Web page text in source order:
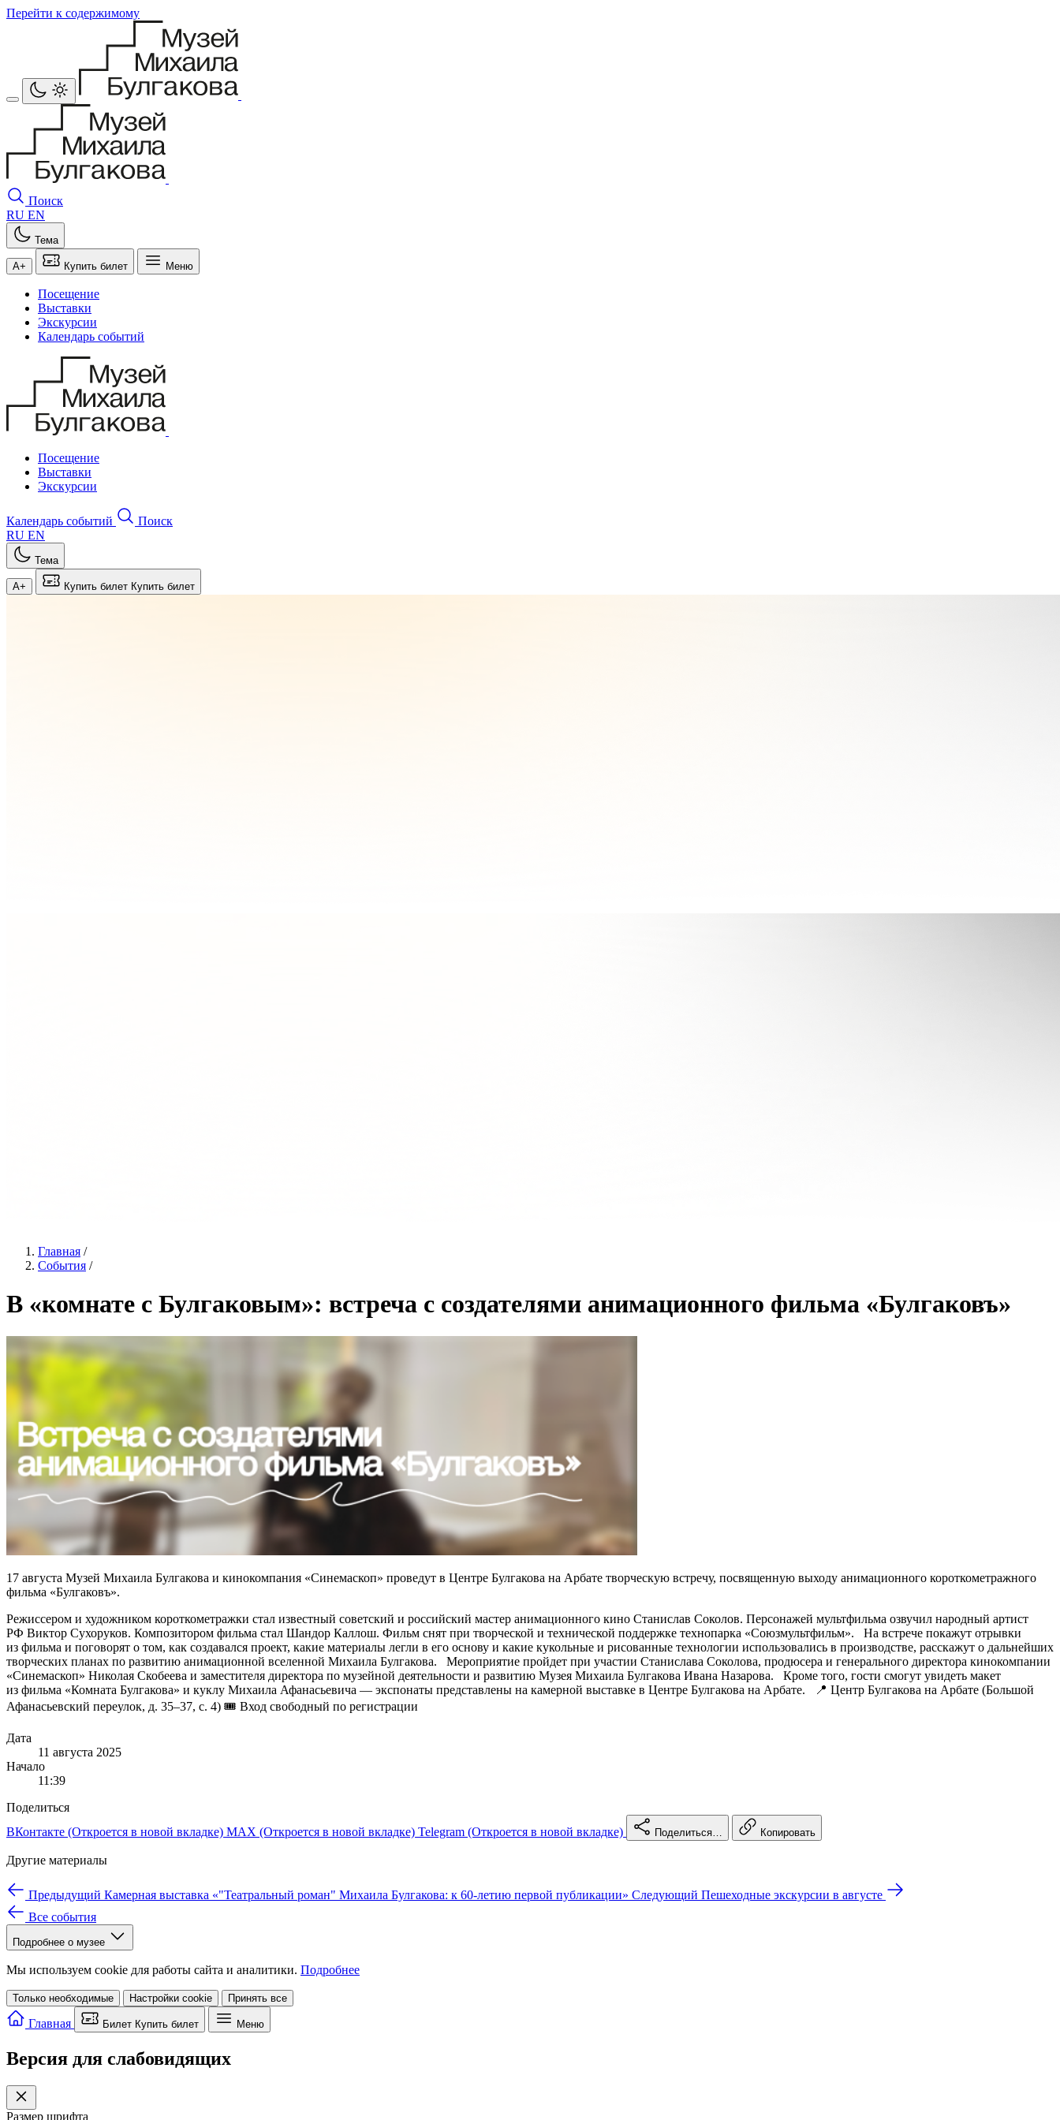
Перейти к содержимому
Поиск
RU EN
Тема
A+ Купить билет Меню
Посещение
Выставки
Экскурсии
Календарь событий
Посещение
Выставки
Экскурсии
Календарь событий
Поиск
RU EN
Тема
A+ Купить билет Купить билет
Главная /
События /
В «комнате с Булгаковым»: встреча с создателями анимационного фильма «Булгаковъ»
17 августа Музей Михаила Булгакова и кинокомпания «Синемаскоп» проведут в Центре Булгакова на Арбате творческую встречу, посвященную выходу анимационного короткометражного
фильма «Булгаковъ».
Режиссером и художником короткометражки стал известный советский и российский мастер анимационного кино Станислав Соколов. Персонажей мультфильма озвучил народный артист
РФ Виктор Сухоруков. Композитором фильма стал Шандор Каллош. Фильм снят при творческой и технической поддержке технопарка «Союзмультфильм». На встрече покажут отрывки
из фильма и поговорят о том, как создавался проект, какие материалы легли в его основу и какие кукольные и рисованные технологии использовались в производстве, расскажут о дальнейших
творческих планах по развитию анимационной вселенной Михаила Булгакова. Мероприятие пройдет при участии Станислава Соколова, продюсера и генерального директора кинокомпании
«Синемаскоп» Николая Скобеева и заместителя директора по музейной деятельности и развитию Музея Михаила Булгакова Ивана Назарова. Кроме того, гости смогут увидеть макет
из фильма «Комната Булгакова» и куклу Михаила Афанасьевича — экспонаты представлены на камерной выставке в Центре Булгакова на Арбате. 📍 Центр Булгакова на Арбате (Большой
Афанасьевский переулок, д. 35–37, с. 4) 🎟 Вход свободный по регистрации
Дата
11 августа 2025
Начало
11:39
Поделиться
ВКонтакте (Откроется в новой вкладке) MAX (Откроется в новой вкладке) Telegram (Откроется в новой вкладке) Поделиться… Копировать
Другие материалы
Предыдущий Камерная выставка «"Театральный роман" Михаила Булгакова: к 60-летию первой публикации» Следующий Пешеходные экскурсии в августе
Все события
Подробнее о музее
Мы используем cookie для работы сайта и аналитики. Подробнее
Только необходимые Настройки cookie Принять все
Главная Билет Купить билет Меню
Версия для слабовидящих
Размер шрифта